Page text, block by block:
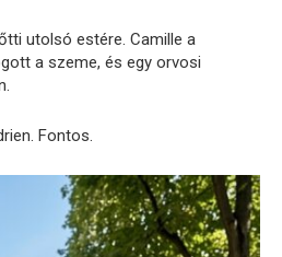
utolsó estére. Camille a
a szeme, és egy orvosi
Fontos.